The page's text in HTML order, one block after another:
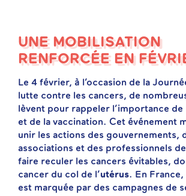
UNE MOBILISATION
RENFORCÉE EN
Le 4 février, à l’occasion de la
lutte contre les cancers, de
lèvent pour rappeler l’importance de
et de la vaccination. Cet événement
unir les actions des gouvernements,
associations et des professionnels
faire reculer les cancers évitables,
cancer du col de l’utérus. En
est marquée par des campagnes de